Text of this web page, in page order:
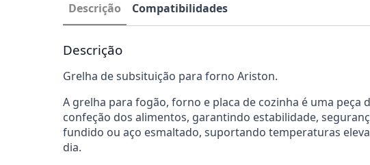
Descrição Compatibilidades
Descrição
Grelha de subsituição para forno Ariston.
A grelha para fogão, forno e placa de cozinha é uma
confeção dos alimentos, garantindo estabilidade,
fundido ou aço esmaltado, suportando temperaturas
dia.